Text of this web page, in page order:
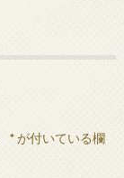
*が付いている欄